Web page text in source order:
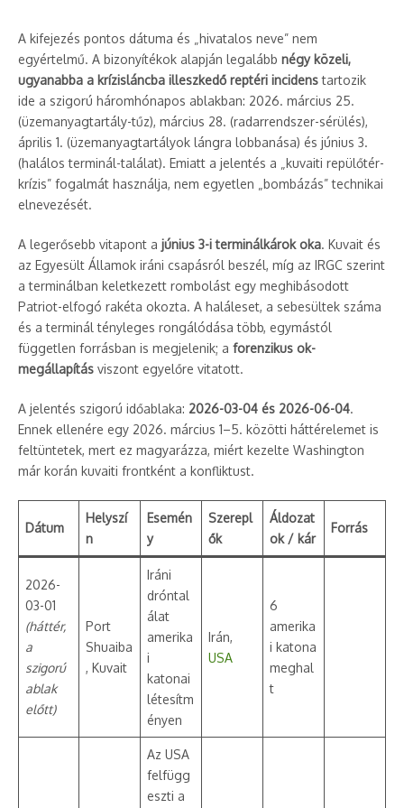
A kifejezés pontos dátuma és „hivatalos neve” nem
egyértelmű. A bizonyítékok alapján legalább négy közeli,
ugyanabba a krízisláncba illeszkedő reptéri incidenstartozik
ide a szigorú háromhónapos ablakban: 2026. március 25.
(üzemanyagtartály-tűz), március 28. (radarrendszer-sérülés),
április 1. (üzemanyagtartályok lángra lobbanása) és június 3.
(halálos terminál-találat). Emiatt a jelentés a „kuvaiti repülőtér-
krízis” fogalmát használja, nem egyetlen „bombázás” technikai
elnevezését.
A legerősebb vitapont a június 3-i terminálkárok oka. Kuvait és
az Egyesült Államok iráni csapásról beszél, míg az IRGC szerint
a terminálban keletkezett rombolást egy meghibásodott
Patriot-elfogó rakéta okozta. A haláleset, a sebesültek száma
és a terminál tényleges rongálódása több, egymástól
független forrásban is megjelenik; a forenzikus ok-
megállapítás viszont egyelőre vitatott.
A jelentés szigorú időablaka: 2026-03-04 és 2026-06-04.
Ennek ellenére egy 2026. március 1–5. közötti háttérelemet is
feltüntetek, mert ez magyarázza, miért kezelte Washington
már korán kuvaiti frontként a konfliktust.
Dátum
Helyszí
n
Esemén
y
Szerepl
ők
Áldozat
ok / kár
Forrás
2026-
03-01
(háttér,
a
szigorú
ablak
előtt)
Port
Shuaiba
, Kuvait
Iráni
dróntal
álat
amerika
i
katonai
létesítm
ényen
Irán,
USA
6
amerika
i katona
meghal
t
Az USA
felfügg
eszti a